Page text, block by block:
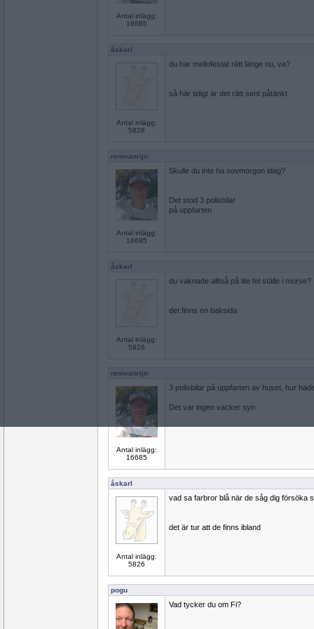
Antal inlägg:
16685
åskarl
Antal inlägg:
5826
du har mellofestat rätt länge nu, va?
så här tidigt är det rätt sent påtänkt
remvanrijn
Antal inlägg:
16685
Skulle du inte ha sovmorgon idag?
Det stod 3 polisbilar
på uppfarten
åskarl
Antal inlägg:
5826
du vaknade alltså på lite fel ställe i morse?
det finns en baksida
remvanrijn
Antal inlägg:
16685
3 polisbilar på uppfarten av huset, hur
Det var ingen vacker syn
åskarl
Antal inlägg:
5826
vad sa farbror blå när de såg dig försöka
det är tur att de finns ibland
pogu
Vad tycker du om Fi?